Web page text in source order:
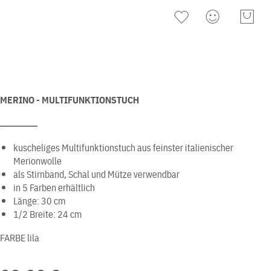
MERINO - MULTIFUNKTIONSTUCH
kuscheliges Multifunktionstuch aus feinster italienischer
Merionwolle
als Stirnband, Schal und Mütze verwendbar
in 5 Farben erhältlich
Länge: 30 cm
1/2 Breite: 24 cm
FARBElila